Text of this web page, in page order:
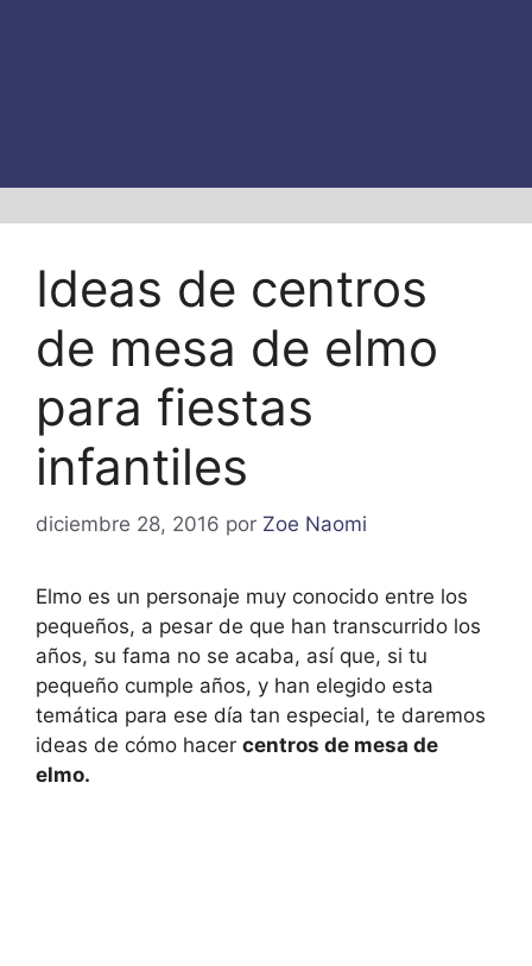
Ideas de centros
de mesa de elmo
para fiestas
infantiles
diciembre 28, 2016 por Zoe Naomi
Elmo es un personaje muy conocido entre los
pequeños, a pesar de que han transcurrido los
años, su fama no se acaba, así que, si tu
pequeño cumple años, y han elegido esta
temática para ese día tan especial, te daremos
ideas de cómo hacer centros de mesa de
elmo.